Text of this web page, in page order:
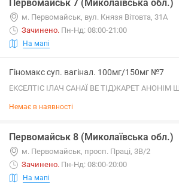
Первомайськ 7 (Миколаївська обл.)
м. Первомайськ, вул. Князя Вітовта, 31А
Зачинено. Пн-Нд: 08:00-21:00
На мапі
Гіномакс суп. вагінал. 100мг/150мг №7
ЕКСЕЛТІС ІЛАЧ САНАЇ ВЕ ТІДЖАРЕТ АНОНІМ
Немає в наявності
Первомайськ 8 (Миколаївська обл.)
м. Первомайськ, просп. Праці, 3В/2
Зачинено. Пн-Нд: 08:00-20:00
На мапі